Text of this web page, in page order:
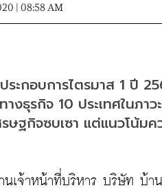
| 08:58 AM
ระกอบการไตรมาส 1 ปี
งธุรกิจ 10 ประเทศในภ
รษฐกิจซบเซา แต่แนวโน้
นเจ้าหน้าที่บริหาร บริษัท บ้า